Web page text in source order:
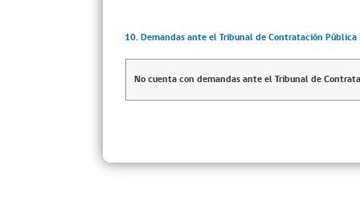
10. Demandas ante el Tribunal de Contratación Pública
No cuenta con demandas ante el Tribunal de